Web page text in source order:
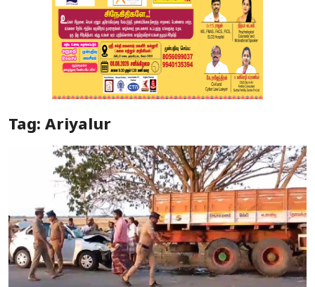
Special Story
Business
Crime
Tamilnadu
Tag: Ariyalur